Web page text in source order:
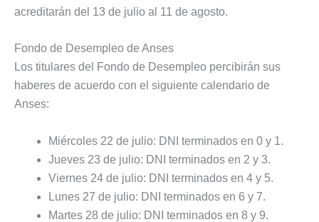
acreditarán del 13 de julio al 11 de agosto.
Fondo de Desempleo de Anses
Los titulares del Fondo de Desempleo percibirán sus
haberes de acuerdo con el siguiente calendario de
Anses:
Miércoles 22 de julio: DNI terminados en 0 y 1.
Jueves 23 de julio: DNI terminados en 2 y 3.
Viernes 24 de julio: DNI terminados en 4 y 5.
Lunes 27 de julio: DNI terminados en 6 y 7.
Martes 28 de julio: DNI terminados en 8 y 9.